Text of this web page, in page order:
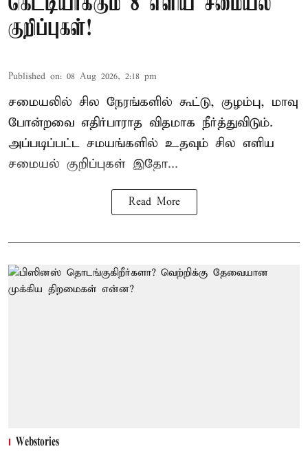
குறிப்புகள்!
Published on: 08 Aug 2026, 2:18 pm
சமையலில் சில நேரங்களில் கூட்டு, குழம்பு, மாவு
போன்றவை எதிர்பாராத விதமாக நீர்த்துவிடும்.
அப்படிப்பட்ட சமயங்களில் உதவும் சில எளிய
சமையல் குறிப்புகள் இதோ...
Read More
Webstories